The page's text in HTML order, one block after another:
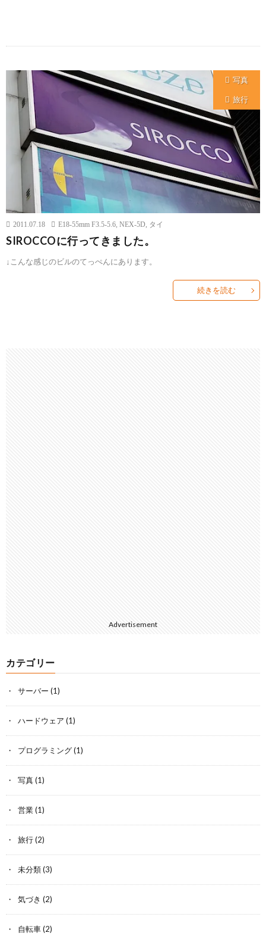
写真
旅行
2011.07.18 E18-55mm F3.5-5.6, NEX-5D, タイ
SIROCCOに行ってきました。
↓こんな感じのビルのてっぺんにあります。
続きを読む
Advertisement
カテゴリー
サーバー (1)
ハードウェア (1)
プログラミング(1)
写真(1)
営業(1)
旅行(2)
未分類(3)
気づき (2)
自転車(2)